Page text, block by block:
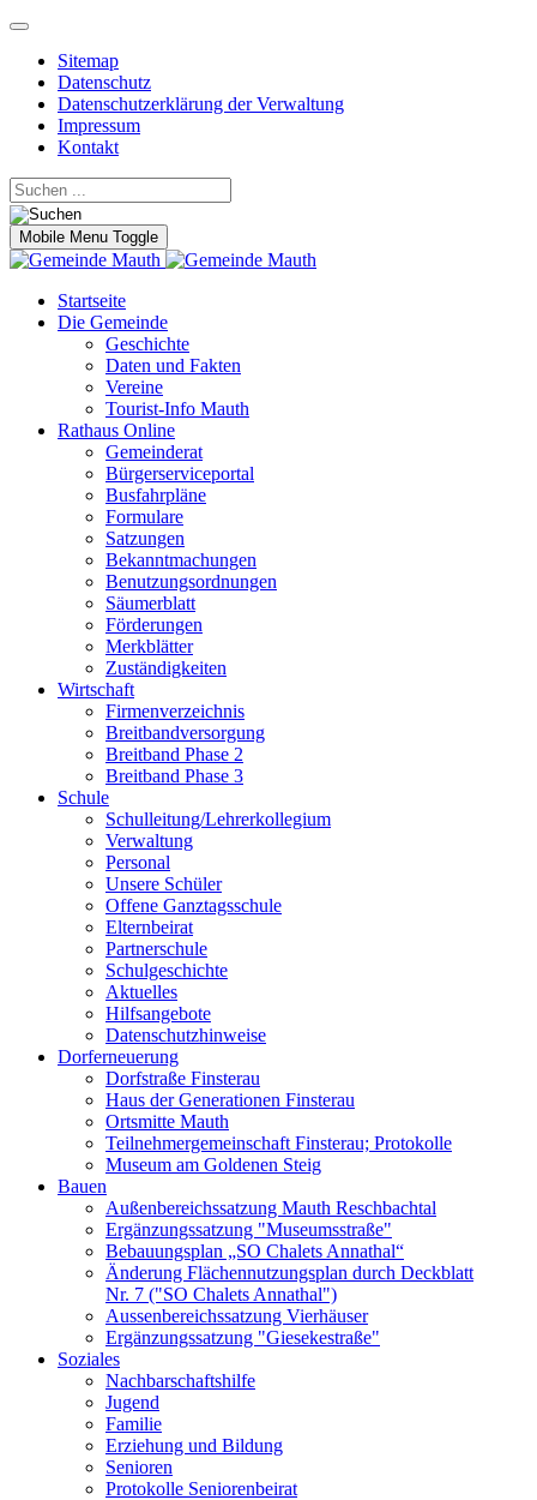
Sitemap
Datenschutz
Datenschutzerklärung der Verwaltung
Impressum
Kontakt
Mobile Menu Toggle
Startseite
Die Gemeinde
Geschichte
Daten und Fakten
Vereine
Tourist-Info Mauth
Rathaus Online
Gemeinderat
Bürgerserviceportal
Busfahrpläne
Formulare
Satzungen
Bekanntmachungen
Benutzungsordnungen
Säumerblatt
Förderungen
Merkblätter
Zuständigkeiten
Wirtschaft
Firmenverzeichnis
Breitbandversorgung
Breitband Phase 2
Breitband Phase 3
Schule
Schulleitung/Lehrerkollegium
Verwaltung
Personal
Unsere Schüler
Offene Ganztagsschule
Elternbeirat
Partnerschule
Schulgeschichte
Aktuelles
Hilfsangebote
Datenschutzhinweise
Dorferneuerung
Dorfstraße Finsterau
Haus der Generationen Finsterau
Ortsmitte Mauth
Teilnehmergemeinschaft Finsterau; Protokolle
Museum am Goldenen Steig
Bauen
Außenbereichssatzung Mauth Reschbachtal
Ergänzungssatzung "Museumsstraße"
Bebauungsplan „SO Chalets Annathal“
Änderung Flächennutzungsplan durch Deckblatt
Nr. 7 ("SO Chalets Annathal")
Aussenbereichssatzung Vierhäuser
Ergänzungssatzung "Giesekestraße"
Soziales
Nachbarschaftshilfe
Jugend
Familie
Erziehung und Bildung
Senioren
Protokolle Seniorenbeirat